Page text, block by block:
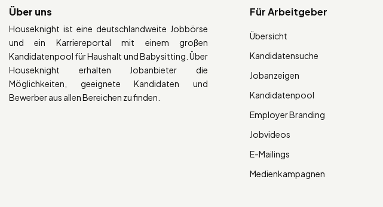
Über uns
Houseknight ist eine deutschlandweite Jobbörse
und ein Karriereportal mit einem großen
Kandidatenpool für Haushalt und Babysitting. Über
Houseknight erhalten Jobanbieter die
Möglichkeiten, geeignete Kandidaten und
Bewerber aus allen Bereichen zu finden.
Für Arbeitgeber
Übersicht
Kandidatensuche
Jobanzeigen
Kandidatenpool
Employer Branding
Jobvideos
E-Mailings
Medienkampagnen